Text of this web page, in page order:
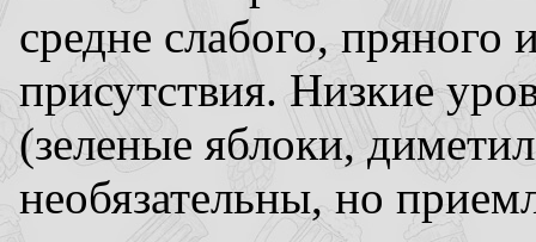
средне слабого, пряного
присутствия. Низкие
(зеленые яблоки,
необязательны, но